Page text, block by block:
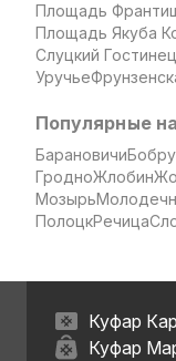
Площадь
Площадь Якуба
Слуцкий Гостинец
Уручье
Популярные
Барановичи
ГродноЖлобин
Мозырь
ПолоцкРечица
Куфар
Куфар